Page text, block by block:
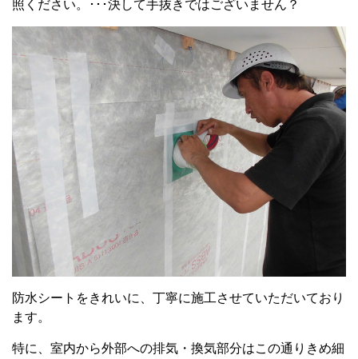
照ください。･･･決して手抜きではございません？
防水シートをきれいに、丁寧に施工させていただいており
ます。
特に、室内から外部への排気・換気部分はこの通りきめ細